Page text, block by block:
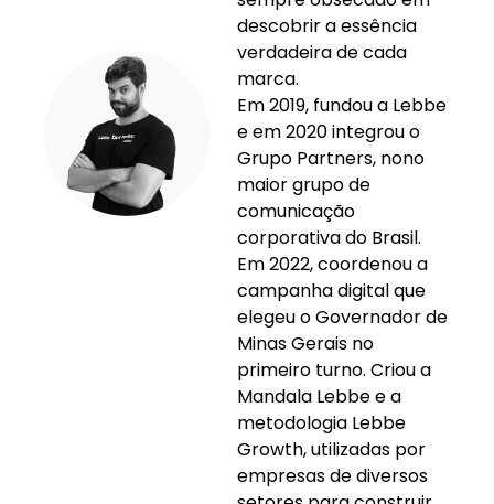
descobrir a essência
verdadeira de cada
marca.
Em 2019, fundou a Lebbe
e em 2020 integrou o
Grupo Partners, nono
maior grupo de
comunicação
corporativa do Brasil.
Em 2022, coordenou a
campanha digital que
elegeu o Governador de
Minas Gerais no
primeiro turno. Criou a
Mandala Lebbe e a
metodologia Lebbe
Growth, utilizadas por
empresas de diversos